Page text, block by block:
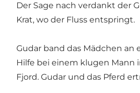
Der Sage nach verdankt der
Krat, wo der Fluss entspringt.
Gudar band das Mädchen an
Hilfe bei einem klugen Mann
Fjord. Gudar und das Pferd